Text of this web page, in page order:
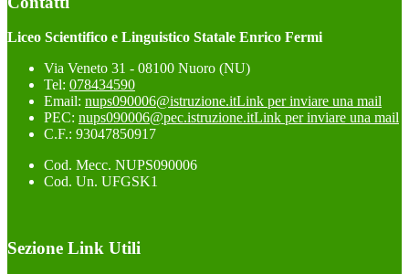
Liceo Scientifico e Linguistico Statale Enrico Fermi
Via Veneto 31 - 08100 Nuoro (NU)
Tel: 078434590
Email: nups090006@istruzione.itLink per inviare una mail
PEC: nups090006@pec.istruzione.itLink per inviare una mail
C.F.: 93047850917
Cod. Mecc. NUPS090006
Cod. Un. UFGSK1
Sezione Link Utili